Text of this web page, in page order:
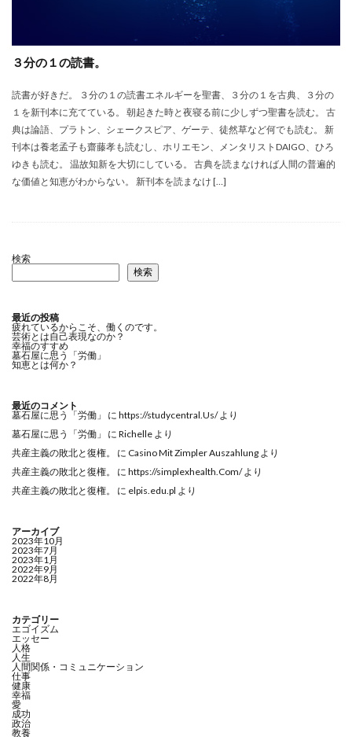
３分の１の読書。
読書が好きだ。 ３分の１の読書エネルギーを聖書、３分の１を古典、３分の
１を新刊本に充てている。 朝起きた時と夜寝る前に少しずつ聖書を読む。 古
典は論語、プラトン、シェークスピア、ゲーテ、徒然草など何でも読む。 新
刊本は養老孟子も齋藤孝も読むし、ホリエモン、メンタリストDAIGO、ひろ
ゆきも読む。 温故知新を大切にしている。 古典を読まなければ人間の普遍的
な価値と知恵がわからない。 新刊本を読まなけ […]
検索
検索
最近の投稿
疲れているからこそ、働くのです。
芸術とは自己表現なのか？
幸福のすすめ
墓石屋に思う「労働」
知恵とは何か？
最近のコメント
墓石屋に思う「労働」
に https://studycentral.Us/より
墓石屋に思う「労働」
に Richelle より
共産主義の敗北と復権。
に Casino Mit Zimpler Auszahlung より
共産主義の敗北と復権。
に https://simplexhealth.Com/より
共産主義の敗北と復権。
に elpis.edu.pl より
アーカイブ
2023年10月
2023年7月
2023年1月
2022年9月
2022年8月
カテゴリー
エゴイズム
エッセー
人格
人生
人間関係・コミュニケーション
仕事
健康
幸福
愛
成功
政治
教養